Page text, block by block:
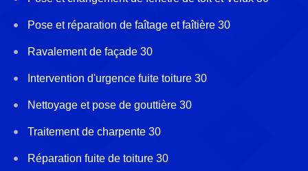
Pose et réparation de faîtage et faîtière 30
Ravalement de façade 30
Intervention d'urgence fuite toiture 30
Nettoyage et pose de gouttière 30
Traitement de charpente 30
Réparation fuite de toiture 30